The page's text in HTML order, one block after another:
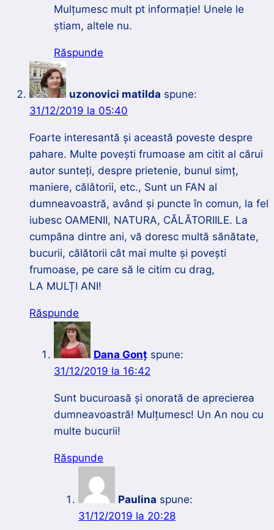
Mulțumesc mult pt informație! Unele le
știam, altele nu.
Răspunde
uzonovici matilda spune:
31/12/2019 la 05:40
Foarte interesantă și această poveste despre
pahare. Multe povești frumoase am citit al cărui
autor sunteți, despre prietenie, bunul simț,
maniere, călătorii, etc., Sunt un FAN al
dumneavoastră, având și puncte în comun, la fel
iubesc OAMENII, NATURA, CĂLĂTORIILE. La
cumpăna dintre ani, vă doresc multă sănătate,
bucurii, călătorii cât mai multe și povești
frumoase, pe care să le citim cu drag,
LA MULȚI ANI!
Răspunde
Dana Gonț spune:
31/12/2019 la 16:42
Sunt bucuroasă și onorată de aprecierea
dumneavoastră! Mulțumesc! Un An nou cu
multe bucurii!
Răspunde
Paulina spune:
31/12/2019 la 20:28